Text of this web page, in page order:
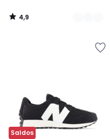
4,9
/
Saldos